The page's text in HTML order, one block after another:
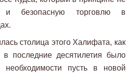
и безопасную торговлю в
столица этого Халифата, как
последние десятилетия было
необходимости пусть в новой